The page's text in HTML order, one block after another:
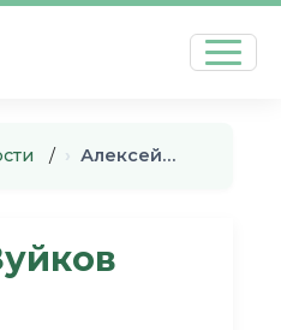
› Алексей Зуйков попал в психиа…